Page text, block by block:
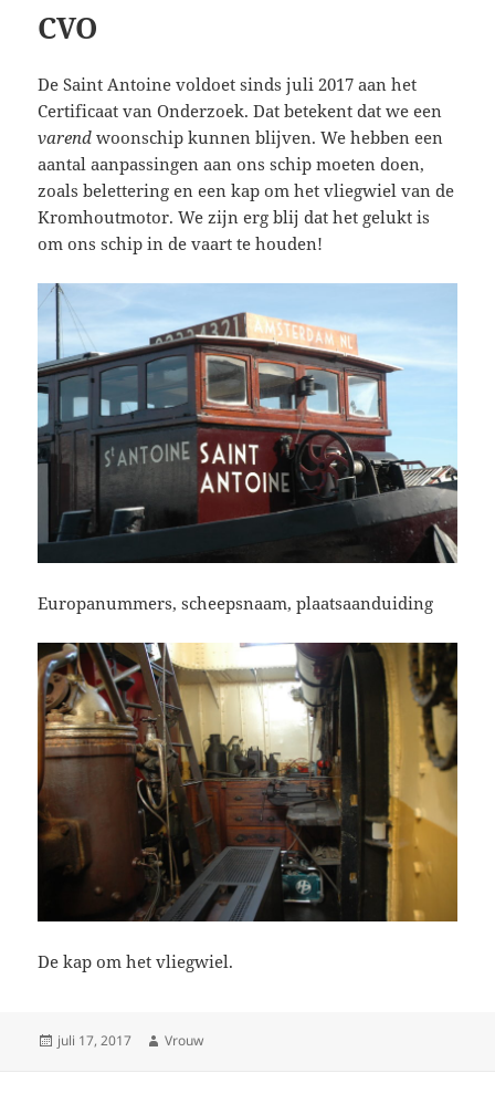
CVO
De Saint Antoine voldoet sinds juli 2017 aan het
Certificaat van Onderzoek. Dat betekent dat we een
varend woonschip kunnen blijven. We hebben een
aantal aanpassingen aan ons schip moeten doen,
zoals belettering en een kap om het vliegwiel van de
Kromhoutmotor. We zijn erg blij dat het gelukt is
om ons schip in de vaart te houden!
Europanummers, scheepsnaam, plaatsaanduiding
De kap om het vliegwiel.
Geplaatst
juli 17, 2017 Auteur
Vrouw